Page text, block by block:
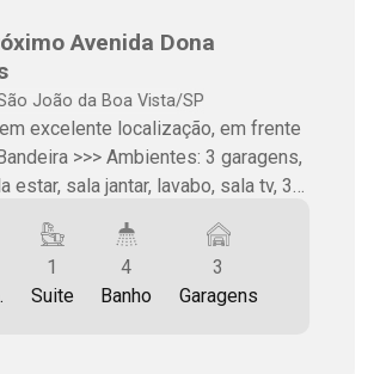
Avenida Dona
João da Boa Vista/SP
excelente localização, em frente
>>> Ambientes: 3 garagens,
estar, sala jantar, lavabo, sala tv, 3
goumert com churrasqueira,
>>> Área Terreno: 440m2,
298m2 >>> Valor Venda: R$
1
Suite
4
Banho
3
Garagens